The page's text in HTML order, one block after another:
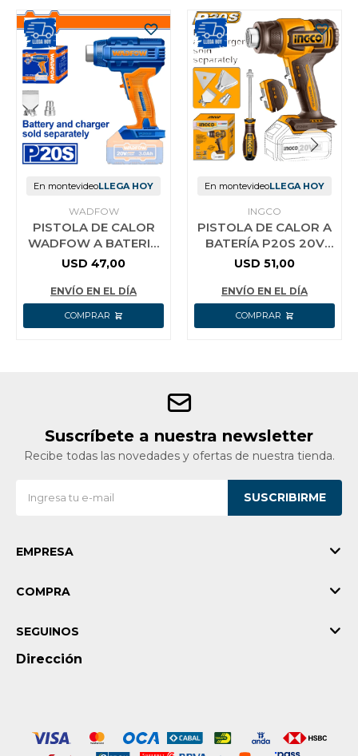
En montevideoLLEGA HOY
WADFOW
PISTOLA DE CALOR
WADFOW A BATERIA
20V P20S 300/550°C
WKH1501
USD 47,00
ENVÍO EN EL DÍA
En montevideoLLEGA HOY
INGCO
PISTOLA DE CALOR A
BATERÍA P20S 20V
CON ACCESORIOS
INGCO HGLI2006
USD 51,00
ENVÍO EN EL DÍA
Suscríbete a nuestra newsletter
Recibe todas las novedades y ofertas de nuestra tienda.
SUSCRIBIRME
EMPRESA
COMPRA
Dirección
SEGUINOS